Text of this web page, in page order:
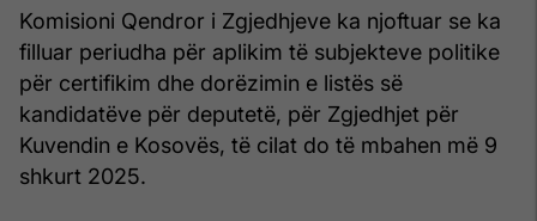
Komisioni Qendror i Zgjedhjeve ka njoftuar se ka
filluar periudha për aplikim të subjekteve politike
për certifikim dhe dorëzimin e listës së
kandidatëve për deputetë, për Zgjedhjet për
Kuvendin e Kosovës, të cilat do të mbahen më 9
shkurt 2025.